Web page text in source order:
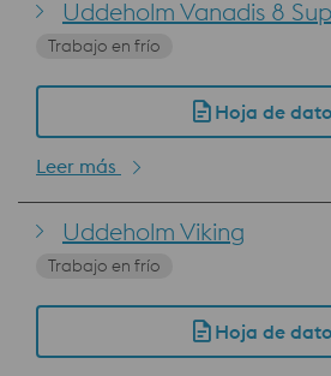
Uddeholm Vanadis 8
Trabajo en frío
Hoja de
Leer más
Uddeholm Viking
Trabajo en frío
Hoja de